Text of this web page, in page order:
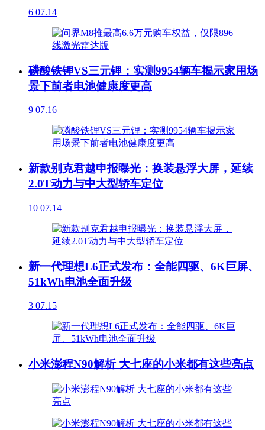
6 07.14
磷酸铁锂VS三元锂：实测9954辆车揭示家用场
景下前者电池健康度更高
9 07.16
新款别克君越申报曝光：换装悬浮大屏，延续
2.0T动力与中大型轿车定位
10 07.14
新一代理想L6正式发布：全能四驱、6K巨屏、
51kWh电池全面升级
3 07.15
小米澎程N90解析 大七座的小米都有这些亮点